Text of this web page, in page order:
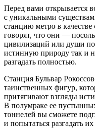
Перед вами открывается
с уникальными
станцию метро в
говорят, что они —
цивилизаций или души
истинную природу так и
разгадать полностью.
Станция Бульвар
таинственных фигур,
притягивают взгляды
В полумраке ее
тоннелей вы сможете
и попытаться разгадать